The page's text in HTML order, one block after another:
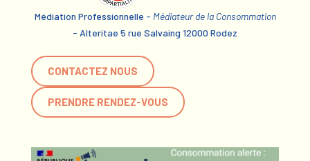
Médiation Professionnelle - Médiateur de la Consommation
- Alteritae 5 rue Salvaing 12000 Rodez
CONTACTEZ NOUS
PRENDRE RENDEZ-VOUS